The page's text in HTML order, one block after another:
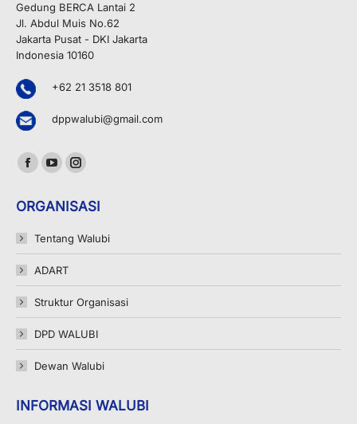
Gedung BERCA Lantai 2
Jl. Abdul Muis No.62
Jakarta Pusat - DKI Jakarta
Indonesia 10160
+62 21 3518 801
dppwalubi@gmail.com
Find us on:
Facebook
opens
in
new
window
YouTube
opens
in
new
window
Instagram
opens
in
new
ORGANISASI
Tentang Walubi
ADART
Struktur Organisasi
DPD WALUBI
Dewan Walubi
INFORMASI WALUBI